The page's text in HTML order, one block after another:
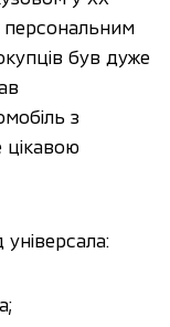
персональним
був дуже
з
цікавою